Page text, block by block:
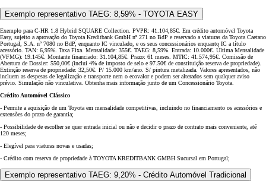
Exemplo representativo TAEG: 8,59% - TOYOTA EASY
Exemplo para C-HR 1.8 Hybrid SQUARE Collection. PVPR: 41.104,85€. Em crédito automóvel Toyota
Easy, sujeito a aprovação do Toyota Kreditbank GmbH nº 271 no BdP e reservado a viaturas da Toyota Caetano
Portugal, S.A. nº 7080 no BdP, enquanto IC vinculado, e os seus concessionários enquanto IC a título
acessório. TAN: 6,95%. Taxa Fixa. Mensalidade: 355€. TAEG: 8,59%. Entrada: 10.000€. Última Mensalidade
(VFMG): 19.145€. Montante financiado: 31.104,85€. Prazo: 61 meses. MTIC: 41.574,95€. Comissão de
Abertura de Dossier: 550,00€ (inclui 4% de imposto de selo e 97.50€ de constituição reserva de propriedade).
Extinção reserva de propriedade: 32,50€. P/ 15.000 km/ano. S/ pintura metalizada. Valores apresentados, não
incluem as despesas de legalização e transporte nem o ecovalor e podem ser alterados sem qualquer aviso
prévio. Simulação não vinculativa. Obtenha mais informação junto de um Concessionário Toyota.
Crédito Automóvel Clássico
- Permite a aquisição de um Toyota em mensalidade competitivas, incluindo no financiamento os acessórios e
extensões do prazo de garantia;
- Possibilidade de escolher se quer entrada inicial ou não e decidir o prazo de contrato mais conveniente, até
120 meses;
- Elegível para viaturas novas e usadas;
- Crédito com reserva de propriedade à TOYOTA KREDITBANK GMBH Sucursal em Portugal;
Exemplo representativo TAEG: 9,20% - Crédito Automóvel Tradicional